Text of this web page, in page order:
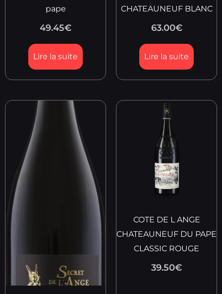
pape
49.45€
Lire la suite
CHATEAUNEUF BLANC
63.00€
Lire la suite
COTE DE L ANGE
CHATEAUNEUF DU PAPE
CLASSIC ROUGE
39.50€